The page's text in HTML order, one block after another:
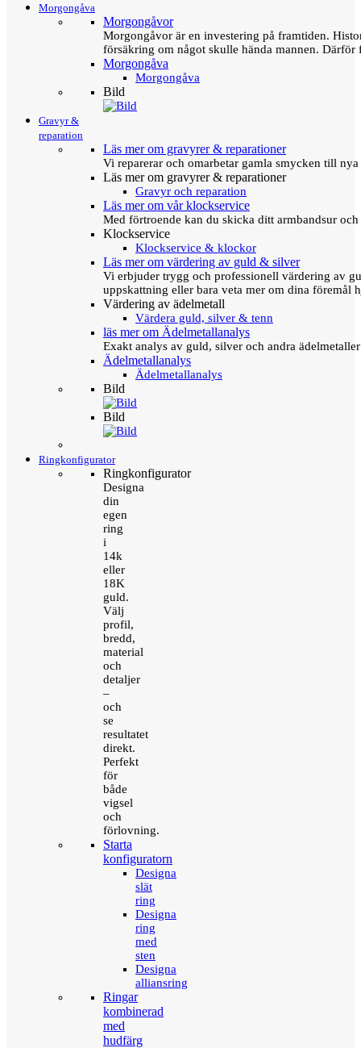
Morgongåva
Morgongåvor
Morgongåvor är en investering på framtiden.
försäkring om något skulle hända mannen.
Morgongåva
Morgongåva
Bild
Gravyr &
reparation
Läs mer om gravyrer & reparationer
Vi reparerar och omarbetar gamla smycken till
Läs mer om gravyrer & reparationer
Gravyr och reparation
Läs mer om vår klockservice
Med förtroende kan du skicka ditt armbandsur
Klockservice
Klockservice & klockor
Läs mer om värdering av guld & silver
Vi erbjuder trygg och professionell värdering av
uppskattning eller bara veta mer om dina föremål
Värdering av ädelmetall
Värdera guld, silver & tenn
läs mer om Ädelmetallanalys
Exakt analys av guld, silver och andra
Ädelmetallanalys
Ädelmetallanalys
Bild
Bild
Ringkonfigurator
Ringkonfigurator
Designa
din
egen
ring
i
14k
eller
18K
guld.
Välj
profil,
bredd,
material
och
detaljer
–
och
se
resultatet
direkt.
Perfekt
för
både
vigsel
och
förlovning.
Starta
konfiguratorn
Designa
slät
ring
Designa
ring
med
sten
Designa
alliansring
Ringar
kombinerad
med
hudfärg